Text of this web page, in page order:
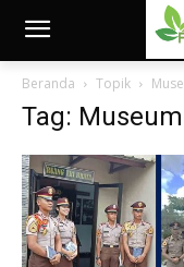
Beranda Topik
Tag: